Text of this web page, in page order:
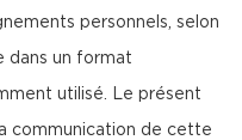
personnels, selon
dans un format
utilisé. Le présent
communication de cette